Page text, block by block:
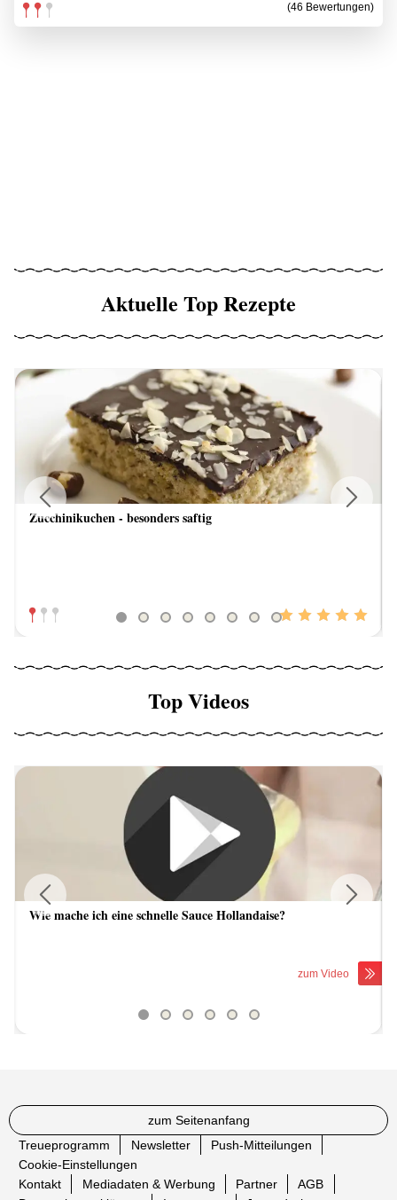
(46 Bewertungen)
Aktuelle Top Rezepte
Zucchinikuchen - besonders saftig
Previous
Top Videos
Wie mache ich eine schnelle Sauce Hollandaise?
zum Video
Previous
zum Seitenanfang
Treueprogramm
Newsletter
Push-Mitteilungen
Cookie-Einstellungen
Kontakt
Mediadaten & Werbung Partner
AGB